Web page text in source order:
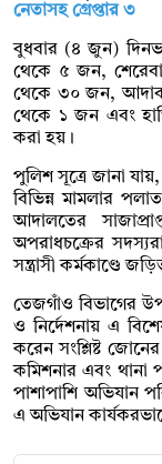
নেতাসহ গ্রেপ্তার ৩
বুধবার (৪ জুন)
থেকে ৫ জন,
থেকে ৩০ জন,
থেকে ১ জন এবং
করা হয়।
পুলিশ সূত্রে জানা
বিভিন্ন মামলার
আদালতের
অপরাধচক্রের
সন্ত্রাসী কর্মকাণ্ডে
তেজগাঁও বিভাগের
ও নির্দেশনায় এ
করেন সংশ্লিষ্ট
কমিশনার এবং থানা
পাশাপাশি অভিযান
এ অভিযান